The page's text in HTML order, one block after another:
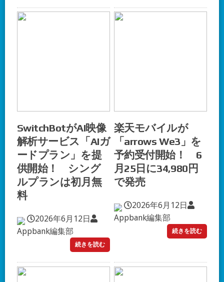
SwitchBotがAI映像
解析サービス「AIガ
ードプラン」を提
供開始！ シング
ルプランは初月無
料
2026年6月12日
Appbank編集部
続きを読む
楽天モバイルが
「arrows We3」を
予約受付開始！ 6
月25日に34,980円
で発売
2026年6月12日
Appbank編集部
続きを読む